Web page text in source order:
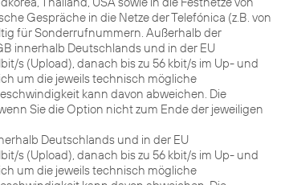
Gespräche in die Netze der Telefónica (z.B. von
für Sonderrufnummern. Außerhalb der
innerhalb Deutschlands und in der EU
s (Upload), danach bis zu 56 kbit/s im Up- und
um die jeweils technisch mögliche
kann davon abweichen. Die
Sie die Option nicht zum Ende der jeweiligen
Deutschlands und in der EU
s (Upload), danach bis zu 56 kbit/s im Up- und
um die jeweils technisch mögliche